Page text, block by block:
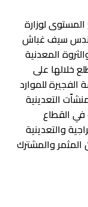
لوزارة
سيف غباش
المعدنية
خلالها على
للموارد
التعدينية
في القطاع
والتعدينية
المثمر والمشترك